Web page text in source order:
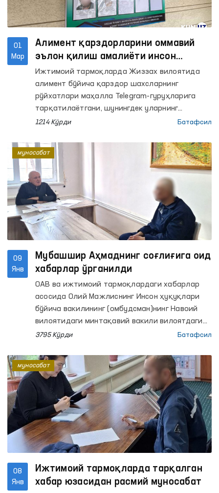
01
Мар
Алимент қарздорларини оммавий
эълон қилиш амалиёти инсон
ҳуқуқларига зид — Омбудсман
Ижтимоий тармоқларда Жиззах вилоятида
алимент бўйича қарздор шахсларнинг
рўйхатлари маҳалла Telegram-гуруҳларига
тарқатилаётгани, шунингдек уларнинг
фотосуратлари маҳалла бинолари ва масжид
хабарлар кенг муҳокама қилинмоқда.
1214 Кўрди Батафсил
09
Янв
Мубашшир Аҳмаднинг соғлиғига оид
хабарлар ўрганилди
ОАВ ва ижтимоий тармоқлардаги хабарлар
асосида Олий Мажлиснинг Инсон ҳуқуқлари
бўйича вакилининг (омбудсман)нинг Навоий
вилоятидаги минтақавий вакили вилоятдаги
5-сонли жазони ижро этиш колониясига
ушбу колонияда жазо муддатини ўтаётган
маҳкум А.Т. (Мубашшир Аҳмад)нинг соғлиғи ва
сақланиш шароити ўрганилди.
3795 Кўрди Батафсил
муносабат
08
Янв
Ижтимоий тармоқларда тарқалган
хабар юзасидан расмий муносабат
муносабат